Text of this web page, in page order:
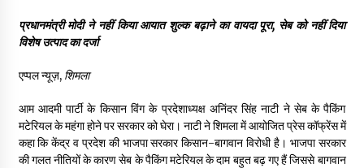
इस्तीफा
08/08/2026
07/08/2026
प्रधानमंत्री मोदी ने नहीं किया आयात शुल्क बढ़ाने का वायदा पूरा, सेब को नहीं दिया
विशेष उत्पाद का दर्जा
एप्पल न्यूज़, शिमला
आम आदमी पार्टी के किसान विंग के प्रदेशाध्यक्ष अनिंदर सिंह नाटी ने सेब के पैकिंग
मटेरियल के महंगा होने पर सरकार को घेरा। नाटी ने शिमला में आयोजित प्रेस कॉफ्रेंस में
कहा कि केंद्र व प्रदेश की भाजपा सरकार किसान-बागवान विरोधी है। भाजपा सरकार
की गलत नीतियों के कारण सेब के पैकिंग मटेरियल के दाम बहुत बढ़ गए हैं जिससे बागवान